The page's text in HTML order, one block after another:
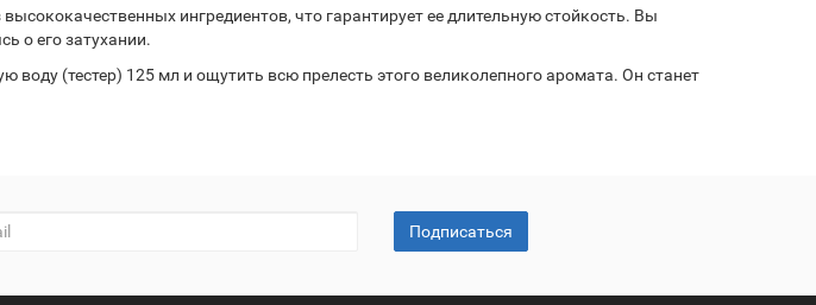
ингредиентов, что гарантирует ее длительную стойкость. Вы
о его затухании.
(тестер) 125 мл и ощутить всю прелесть этого великолепного аромата. Он станет
Подписаться